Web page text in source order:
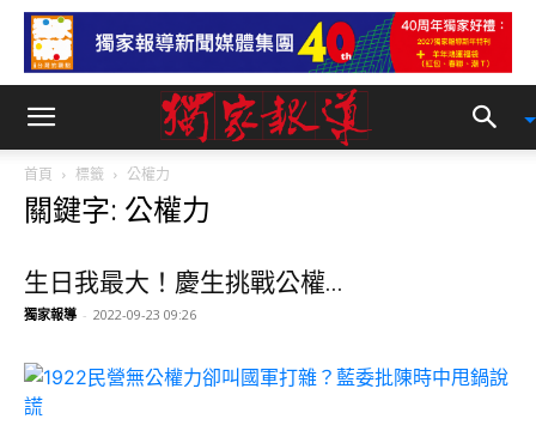
首頁 標籤 公權力
關鍵字: 公權力
生日我最大！慶生挑戰公權...
獨家報導 - 2022-09-23 09:26